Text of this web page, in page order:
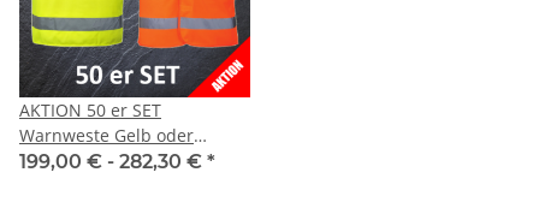
AKTION 50 er SET
Warnweste Gelb oder
Orange EN ISO 20471:2013
199,00 € - 282,30 € *